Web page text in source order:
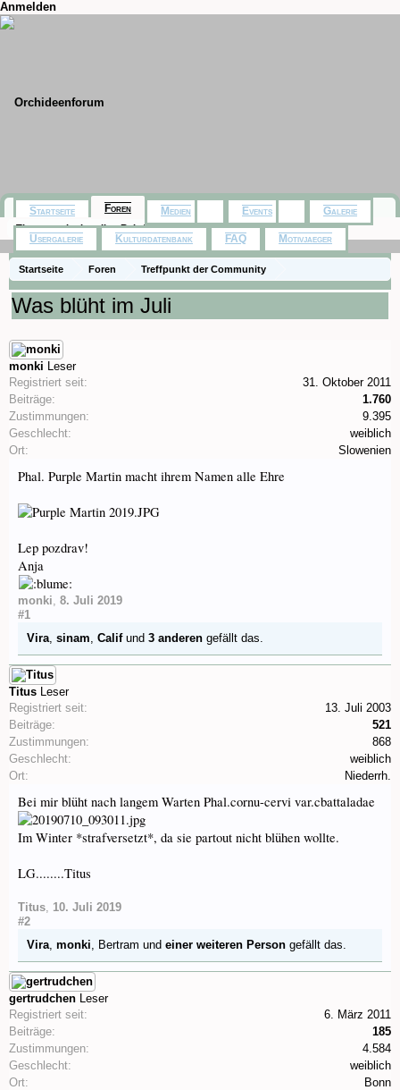
Anmelden
Startseite Foren
Treffpunkt der Community
Orchideenfotos (Phalaenopsis)
Was blüht im Juli
monki Leser
Registriert seit:
31. Oktober 2011
Beiträge:
1.760
Zustimmungen:
9.395
Geschlecht:
weiblich
Ort:
Slowenien
Phal. Purple Martin macht ihrem Namen alle Ehre
Lep pozdrav!
Anja
monki, 8. Juli 2019
#1
Vira, sinam, Califund 3 anderen gefällt das.
Titus Leser
Registriert seit:
13. Juli 2003
Beiträge:
521
Zustimmungen:
868
Geschlecht:
weiblich
Ort:
Niederrh.
Bei mir blüht nach langem Warten Phal.cornu-cervi var.cbattaladae
Im Winter *strafversetzt*, da sie partout nicht blühen wollte.
LG........Titus
Titus, 10. Juli 2019
#2
Vira, monki, Bertram und einer weiteren Person gefällt das.
gertrudchen Leser
Registriert seit:
6. März 2011
Beiträge:
185
Zustimmungen:
4.584
Geschlecht:
weiblich
Ort:
Bonn
Startseite Foren
Themen mit aktuellen Beiträgen
Medien Events Galerie
Usergalerie Kulturdatenbank FAQ Motivjaeger